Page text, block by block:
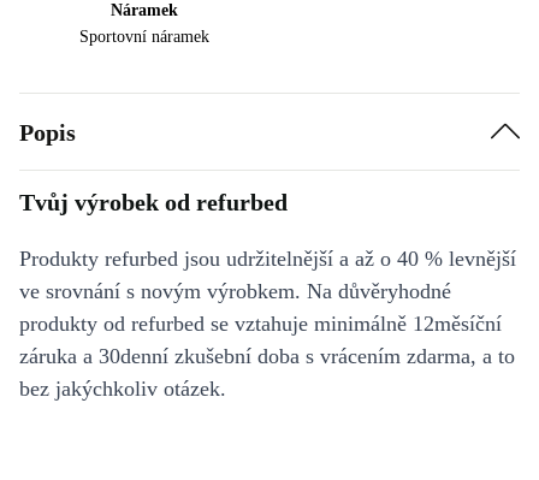
Náramek
Sportovní náramek
Popis
Tvůj výrobek od refurbed
Produkty refurbed jsou udržitelnější a až o 40 % levnější
ve srovnání s novým výrobkem. Na důvěryhodné
produkty od refurbed se vztahuje minimálně 12měsíční
záruka a 30denní zkušební doba s vrácením zdarma, a to
bez jakýchkoliv otázek.